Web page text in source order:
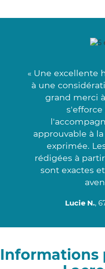
« Une excellente
à une
grand merci
approuvable à
exprimée.
rédigées à
sont exactes
Lucie N.,
Informations